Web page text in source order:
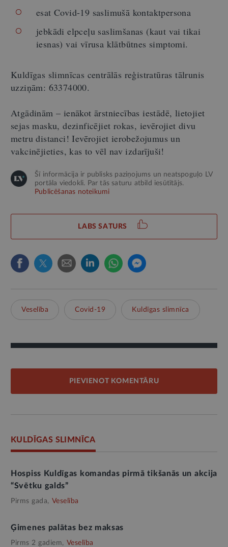
esat Covid-19 saslimušā kontaktpersona
jebkādi elpceļu saslimšanas (kaut vai tikai
iesnas) vai vīrusa klātbūtnes simptomi.
Kuldīgas slimnīcas centrālās reģistratūras tālrunis
uzziņām: 63374000.
Atgādinām – ienākot ārstniecības iestādē, lietojiet
sejas masku, dezinficējiet rokas, ievērojiet divu
metru distanci! Ievērojiet ierobežojumus un
vakcinējieties, kas to vēl nav izdarījuši!
Šī informācija ir publisks paziņojums un neatspoguļo LV
portāla viedokli. Par tās saturu atbild iesūtītājs.
Publicēšanas noteikumi
LABS SATURS
Veselība Covid-19 Kuldīgas slimnīca
PIEVIENOT KOMENTĀRU
KULDĪGAS SLIMNĪCA
Hospiss Kuldīgas komandas pirmā tikšanās un akcija
“Svētku galds”
Pirms gada, Veselība
Ģimenes palātas bez maksas
Pirms 2 gadiem, Veselība